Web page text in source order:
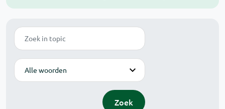
Zoek
Modus
Zoek